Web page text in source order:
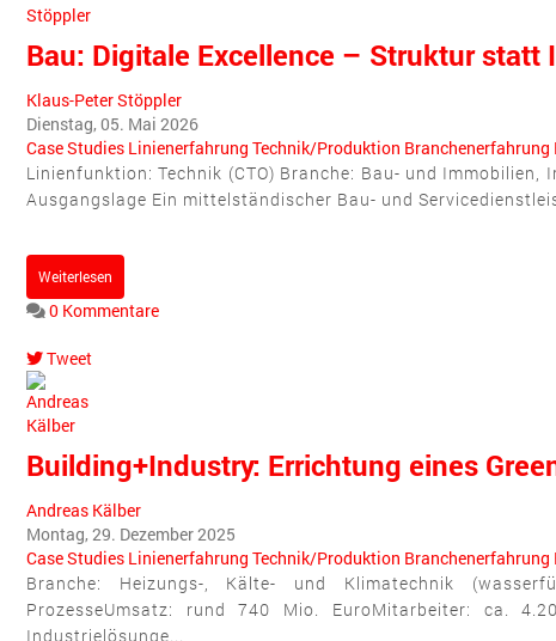
Bau: Digitale Excellence – Struktur statt
Klaus-Peter Stöppler
Dienstag, 05. Mai 2026
Case Studies Linienerfahrung Technik/Produktion Branchenerfahrung
Linienfunktion: Technik (CTO) Branche: Bau- und
Ausgangslage Ein mittelständischer Bau- und
Weiterlesen
0 Kommentare
Tweet
pinterest
Building+Industry: Errichtung eines
Andreas Kälber
Montag, 29. Dezember 2025
Case Studies Linienerfahrung Technik/Produktion Branchenerfahrung
Branche: Heizungs-, Kälte- und Klimatechnik
ProzesseUmsatz: rund 740 Mio. EuroMitarbeiter: ca.
Industrielösunge...